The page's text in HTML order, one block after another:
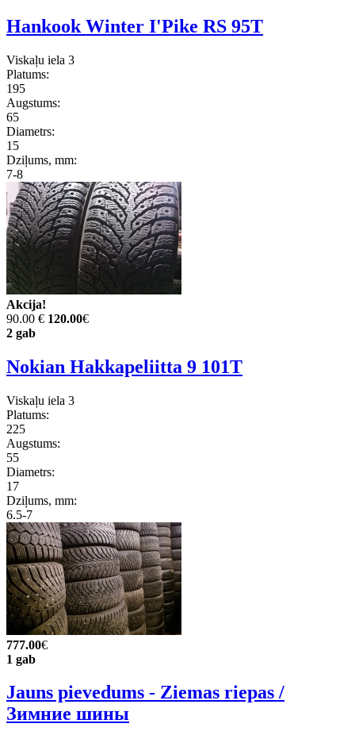
Hankook Winter I'Pike RS 95T
Viskaļu iela 3
Platums:
195
Augstums:
65
Diametrs:
15
Dziļums, mm:
7-8
Akcija!
90.00 € 120.00€
2 gab
Nokian Hakkapeliitta 9 101T
Viskaļu iela 3
Platums:
225
Augstums:
55
Diametrs:
17
Dziļums, mm:
6.5-7
777.00€
1 gab
Jauns pievedums - Ziemas riepas /
Зимние шины